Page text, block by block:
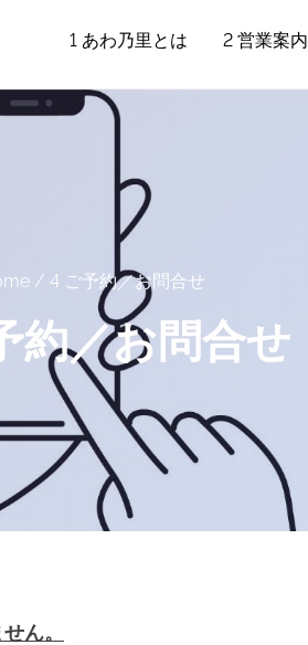
1 あわ乃里とは 2 営業案内
/ 4 ご予約／お問合せ
約／お問合せ
ん。